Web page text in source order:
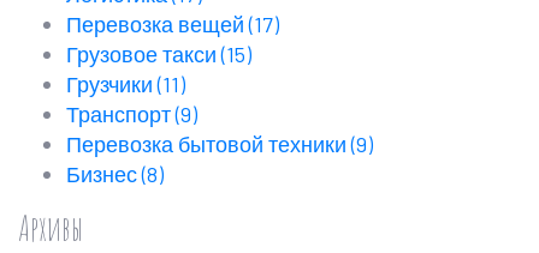
Перевозка вещей(17)
Грузовое такси(15)
Грузчики(11)
Транспорт(9)
Перевозка бытовой техники(9)
Бизнес(8)
Архивы